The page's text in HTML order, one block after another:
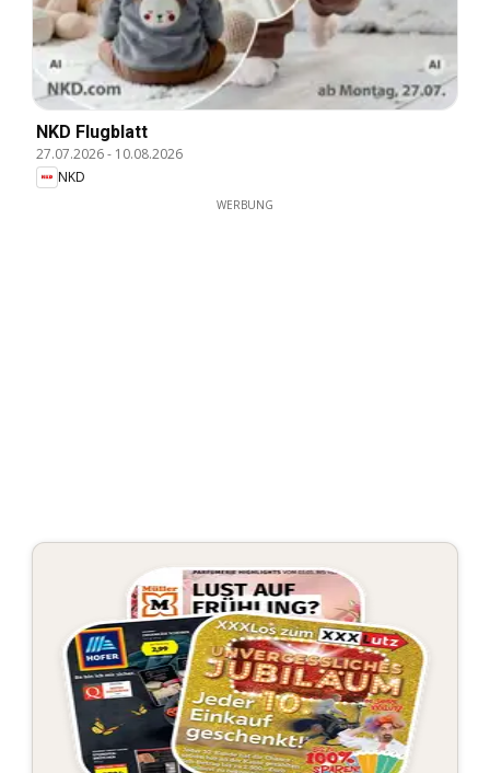
NKD Flugblatt
27.07.2026- 10.08.2026
NKD
WERBUNG